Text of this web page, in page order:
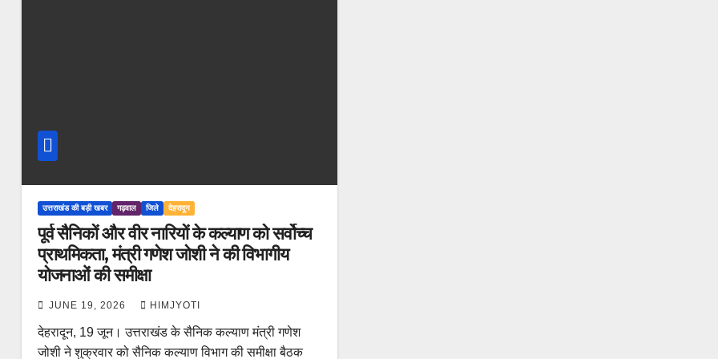
उत्तराखंड की बड़ी खबर गढ़वाल जिले देहरादून
पूर्व सैनिकों और वीर नारियों के कल्याण को सर्वोच्च
प्राथमिकता, मंत्री गणेश जोशी ने की विभागीय
योजनाओं की समीक्षा
JUNE 19, 2026 HIMJYOTI
देहरादून, 19 जून। उत्तराखंड के सैनिक कल्याण मंत्री गणेश
जोशी ने शुक्रवार को सैनिक कल्याण विभाग की समीक्षा बैठक